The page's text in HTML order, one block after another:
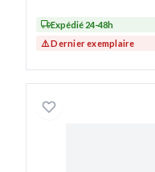
Expédié 24-48h
⚠️ Dernier exemplaire